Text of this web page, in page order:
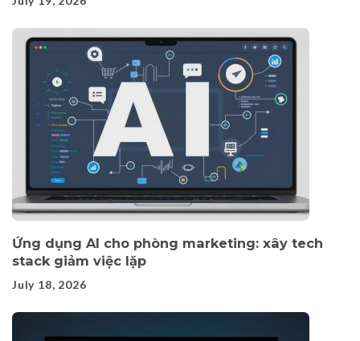
Ứng dụng AI cho phòng marketing: xây tech
stack giảm việc lặp
July 18, 2026